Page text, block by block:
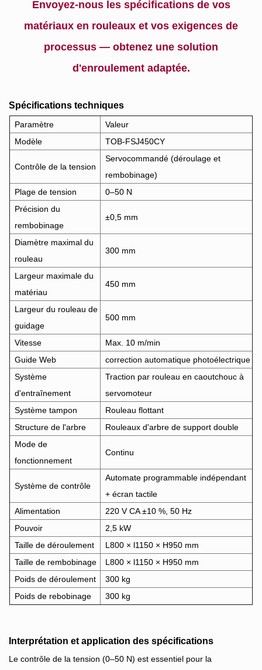
Envoyez-nous les spécifications de vos
matériaux en rouleaux et vos exigences de
processus — obtenez une solution
d'enroulement adaptée.
Spécifications techniques
Paramètre
Valeur
Modèle
TOB-FSJ450CY
Contrôle de la tension
Servocommandé (déroulage et
rembobinage)
Plage de tension
0–50 N
Précision du
rembobinage
±0,5 mm
Diamètre maximal du
rouleau
300 mm
Largeur maximale du
matériau
450 mm
Largeur du rouleau de
guidage
500 mm
Vitesse
Max. 10 m/min
Guide Web
correction automatique photoélectrique
Système
d'entraînement
Traction par rouleau en caoutchouc à
servomoteur
Système tampon
Rouleau flottant
Structure de l'arbre
Rouleaux d'arbre de support double
Mode de
fonctionnement
Continu
Système de contrôle
Automate programmable indépendant
+ écran tactile
Alimentation
220 V CA ±10 %, 50 Hz
Pouvoir
2,5 kW
Taille de déroulement
L800 × l1150 × H950 mm
Taille de rembobinage
L800 × l1150 × H950 mm
Poids de déroulement
300 kg
Poids de rebobinage
300 kg
Interprétation et application des spécifications
Le contrôle de la tension (0–50 N) est essentiel pour la